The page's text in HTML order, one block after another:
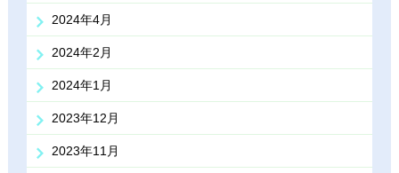
2024年4月
2024年2月
2024年1月
2023年12月
2023年11月